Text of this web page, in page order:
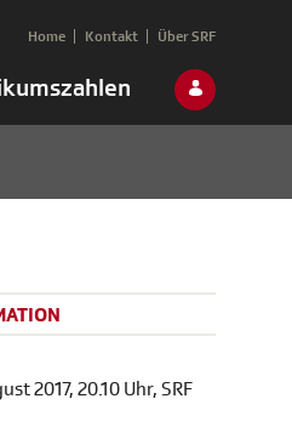
Home Kontakt Über SRF
2017, 20.10 Uhr, SRF